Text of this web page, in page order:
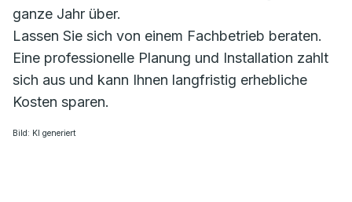
ganze Jahr über.
Lassen Sie sich von einem Fachbetrieb beraten.
Eine professionelle Planung und Installation zahlt
sich aus und kann Ihnen langfristig erhebliche
Kosten sparen.
Bild: KI generiert